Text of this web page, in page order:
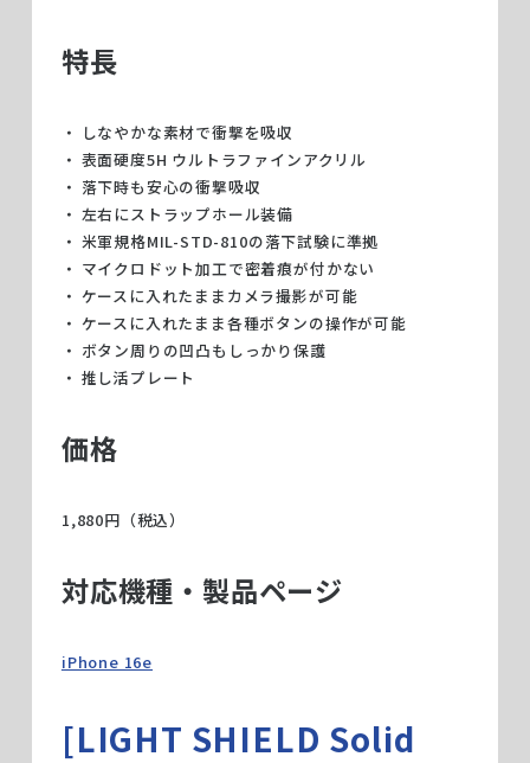
特長
しなやかな素材で衝撃を吸収
表面硬度5H ウルトラファインアクリル
落下時も安心の衝撃吸収
左右にストラップホール装備
米軍規格MIL-STD-810の落下試験に準拠
マイクロドット加工で密着痕が付かない
ケースに入れたままカメラ撮影が可能
ケースに入れたまま各種ボタンの操作が可能
ボタン周りの凹凸もしっかり保護
推し活プレート
価格
1,880円（税込）
対応機種・製品ページ
iPhone 16e
[LIGHT SHIELD Solid